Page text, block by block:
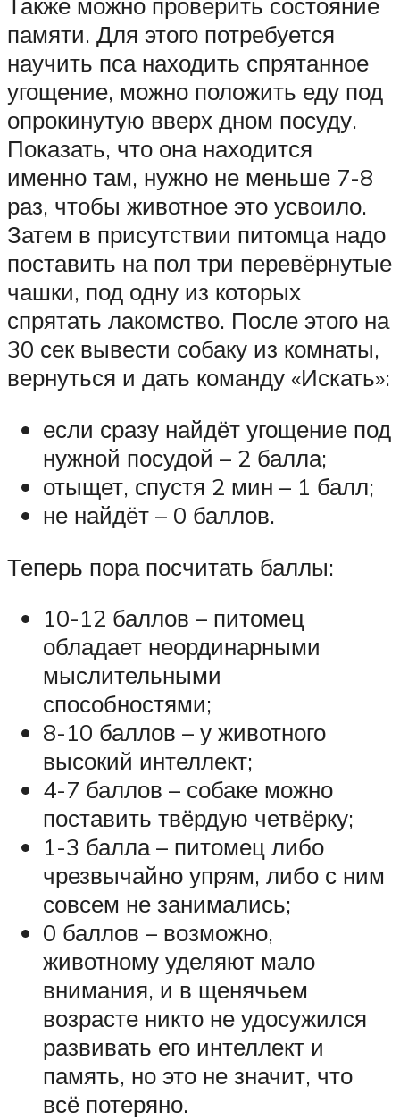
памяти. Для этого потребуется
научить пса находить спрятанное
угощение, можно положить еду под
опрокинутую вверх дном посуду.
Показать, что она находится
именно там, нужно не меньше 7-8
раз, чтобы животное это усвоило.
Затем в присутствии питомца надо
поставить на пол три перевёрнутые
чашки, под одну из которых
спрятать лакомство. После этого на
30 сек вывести собаку из комнаты,
вернуться и дать команду «Искать»:
если сразу найдёт угощение под
нужной посудой – 2 балла;
отыщет, спустя 2 мин – 1 балл;
не найдёт – 0 баллов.
Теперь пора посчитать баллы:
10-12 баллов – питомец
обладает неординарными
мыслительными
способностями;
8-10 баллов – у животного
высокий интеллект;
4-7 баллов – собаке можно
поставить твёрдую четвёрку;
1-3 балла – питомец либо
чрезвычайно упрям, либо с ним
совсем не занимались;
0 баллов – возможно,
животному уделяют мало
внимания, и в щенячьем
возрасте никто не удосужился
развивать его интеллект и
память, но это не значит, что
всё потеряно.